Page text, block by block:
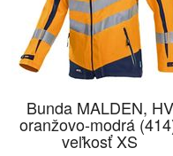
Bunda MALDEN, HV
oranžovo-modrá
veľkosť XS